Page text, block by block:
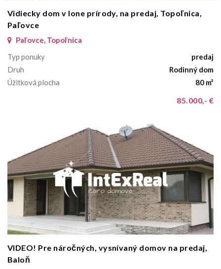
Vidiecky dom v lone prírody, na predaj, Topoľnica,
Paľovce
Paľovce, Topoľnica
Typ ponuky
predaj
Druh
Rodinný dom
Úžitková plocha
80 m²
85.000,- €
VIDEO! Pre náročných, vysnívaný domov na predaj,
Baloň